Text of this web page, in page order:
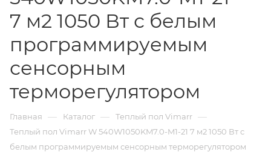
7 м2 1050 Вт с белым
программируемым
сенсорным
терморегулятором
Главная — Каталог — Теплый пол Vimarr —
Теплый пол Vimarr W 540W1050KM7.0-M1-21 7 м2 1050 Вт с
белым программируемым сенсорным терморегулятором